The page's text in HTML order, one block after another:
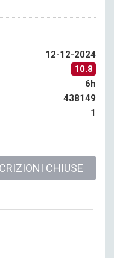
12-12-2024
10.8
6h
438149
1
CHIUSE